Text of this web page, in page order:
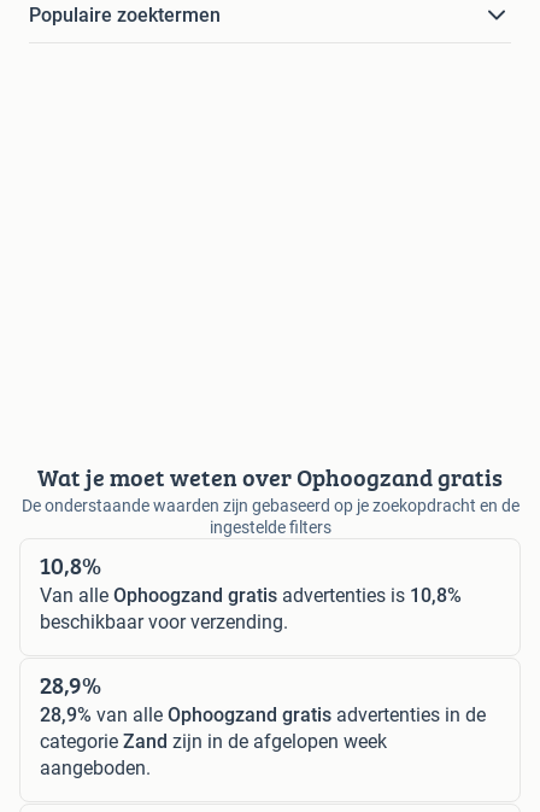
Populaire zoektermen
Wat je moet weten over Ophoogzand gratis
De onderstaande waarden zijn gebaseerd op je zoekopdracht en de
ingestelde filters
10,8%
Van alle Ophoogzand gratis advertenties is 10,8%
beschikbaar voor verzending.
28,9%
28,9% van alle Ophoogzand gratis advertenties in de
categorie Zand zijn in de afgelopen week
aangeboden.